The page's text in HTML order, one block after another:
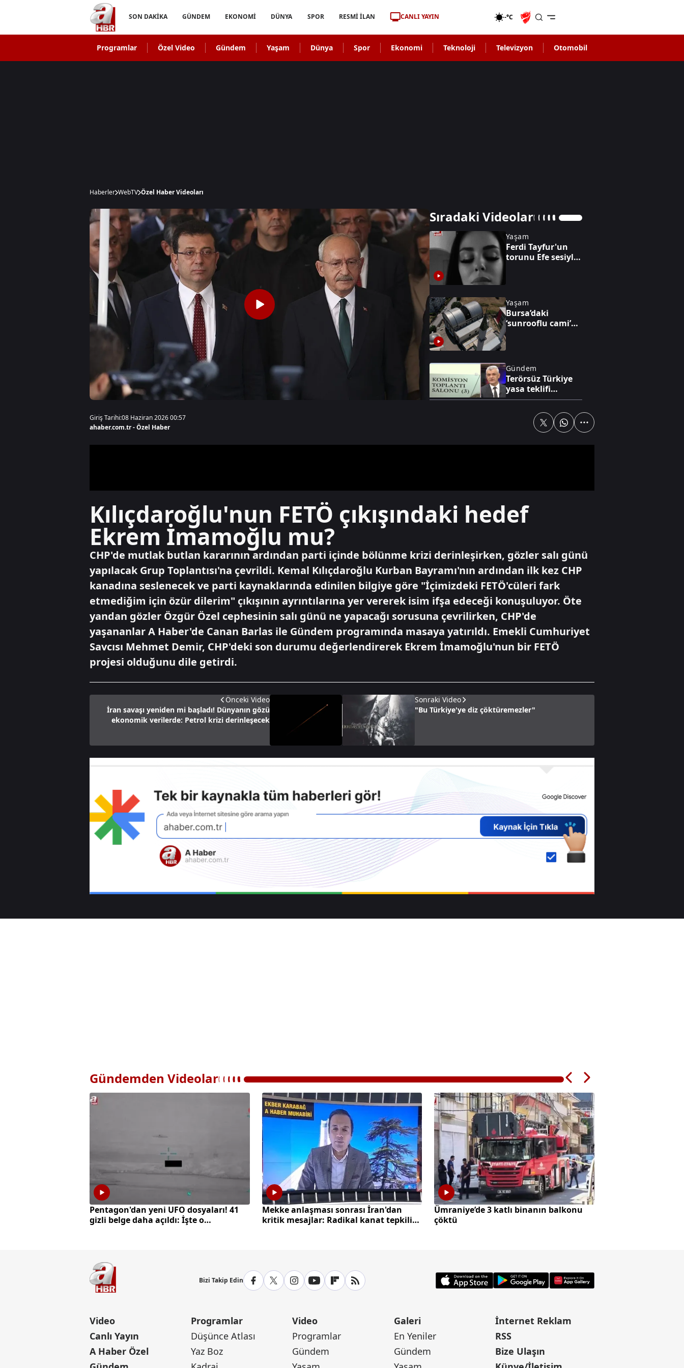
SON DAKİKA GÜNDEM EKONOMİ DÜNYA SPOR RESMİ İLAN CANLI YAYIN -°C
Programlar Özel Video Gündem Yaşam Dünya Spor Ekonomi Teknoloji Televizyon Otomobil
Haberler WebTV Özel Haber Videoları
Sıradaki Videolar
Yaşam
Ferdi Tayfur'un
torunu Efe sesiyle
Yaşam
Bursa’daki
‘sunrooflu cami’
Gündem
Terörsüz Türkiye
yasa teklifi
komisyonundan
Mekke Anlaşması
Altın fiyatları
neden yükseliyor?
Gündem
Millî Dayanışma
Kanun Teklifi
komisyondan
geçti
Giriş Tarihi:08 Haziran 2026 00:57
ahaber.com.tr - Özel Haber
Kılıçdaroğlu'nun FETÖ çıkışındaki hedef
Ekrem İmamoğlu mu?
CHP'de mutlak butlan kararının ardından parti içinde bölünme krizi derinleşirken, gözler salı günü
yapılacak Grup Toplantısı'na çevrildi. Kemal Kılıçdaroğlu Kurban Bayramı'nın ardından ilk kez CHP
kanadına seslenecek ve parti kaynaklarında edinilen bilgiye göre "İçimizdeki FETÖ'cüleri fark
etmediğim için özür dilerim" çıkışının ayrıntılarına yer vererek isim ifşa edeceği konuşuluyor. Öte
yandan gözler Özgür Özel cephesinin salı günü ne yapacağı sorusuna çevrilirken, CHP'de
yaşananlar A Haber'de Canan Barlas ile Gündem programında masaya yatırıldı. Emekli Cumhuriyet
Savcısı Mehmet Demir, CHP'deki son durumu değerlendirerek Ekrem İmamoğlu'nun bir FETÖ
projesi olduğunu dile getirdi.
Önceki Video
İran savaşı yeniden mi başladı! Dünyanın gözü
ekonomik verilerde: Petrol krizi derinleşecek
Sonraki Video
"Bu Türkiye'ye diz çöktüremezler"
Gündemden Videolar
Pentagon'dan yeni UFO dosyaları! 41
gizli belge daha açıldı: İşte o
Mekke anlaşması sonrası İran'dan
kritik mesajlar: Radikal kanat tepkili
Ümraniye’de 3 katlı binanın balkonu
çöktü
Bizi Takip Edin
Video
Canlı Yayın
A Haber Özel
Programlar
Düşünce Atlası
Yaz Boz
Video
Programlar
Gündem
Galeri
En Yeniler
Gündem
İnternet Reklam
RSS
Bize Ulaşın